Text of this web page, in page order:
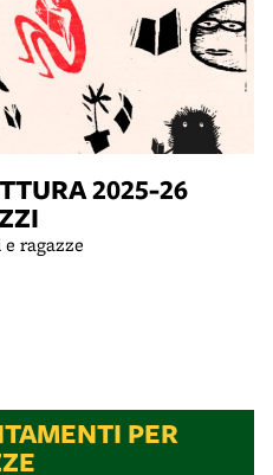
2025-26
ragazze
PER